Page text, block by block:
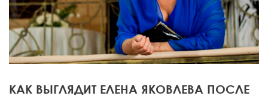
КАК ВЫГЛЯДИТ ЕЛЕНА ЯКОВЛЕВА ПОСЛЕ